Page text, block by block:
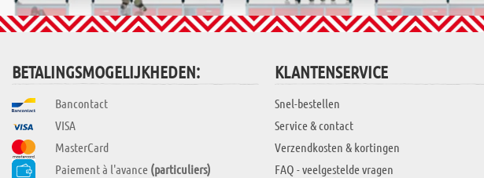
BETALINGSMOGELIJKHEDEN:
Bancontact
VISA
MasterCard
Paiement à l'avance (particuliers)
KLANTENSERVICE
Snel-bestellen
Service & contact
Verzendkosten & kortingen
FAQ - veelgestelde vragen